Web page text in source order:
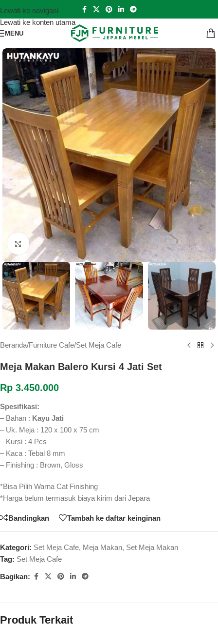
Lewati ke navigasi
Lewati ke konten utama
MENU
Klik untuk memperbesar
Beranda/Furniture Cafe/Set Meja Cafe
Meja Makan Balero Kursi 4 Jati Set
Rp 3.450.000
Spesifikasi:
– Bahan : Kayu Jati
– Uk. Meja : 120 x 100 x 75 cm
– Kursi : 4 Pcs
– Kaca : Tebal 8 mm
– Finishing : Brown, Gloss
*Bisa Pilih Warna Cat Finishing
*Harga belum termasuk biaya kirim dari Jepara
Bandingkan Tambah ke daftar keinginan
Kategori: Set Meja Cafe, Meja Makan, Set Meja Makan
Tag: Set Meja Cafe
Bagikan:
Produk Terkait